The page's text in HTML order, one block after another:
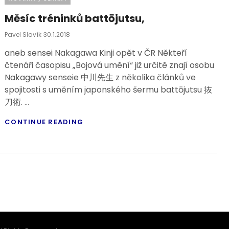
Měsíc tréninků battōjutsu,
Pavel Slavík Posted
30.1.2018
aneb sensei Nakagawa Kinji opět v ČR Někteří
čtenáři časopisu „Bojová umění“ již určitě znají osobu
Nakagawy senseie 中川先生 z několika článků ve
spojitosti s uměním japonského šermu battōjutsu 抜
刀術. …
CONTINUE READING